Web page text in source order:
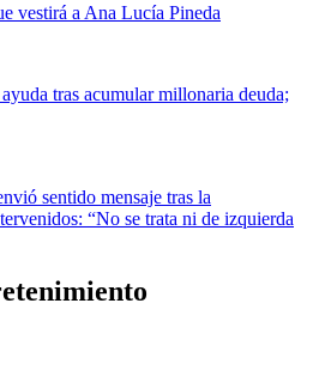
vestirá a Ana Lucía Pineda
tras acumular millonaria deuda;
sentido mensaje tras la
“No se trata ni de izquierda